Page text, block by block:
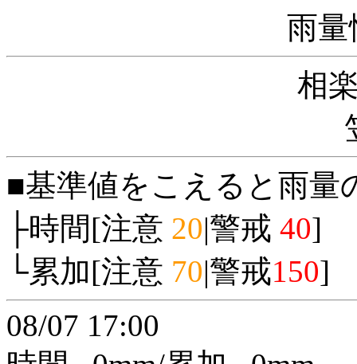
雨量
相
■基準値をこえると雨量
├時間[注意 20|警戒 40]
└累加[注意 70|警戒150]
08/07 17:00